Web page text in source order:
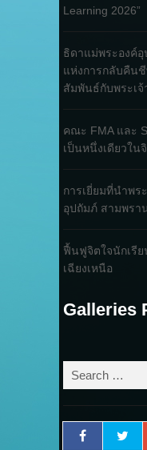
Learning 2026”
ธิดาแม่พระองค์อุ
แห่งการกลับคืน
สัมพันธ์กับพระเจ้
คณะ FMA และ
เป็นหนึ่งเดียวใ
การเยี่ยมที่นำพ
อุปถัมภ์ สามพรา
ฟื้นฟูจิตใจนักเรี
เฉียงเหนือ
Galleries